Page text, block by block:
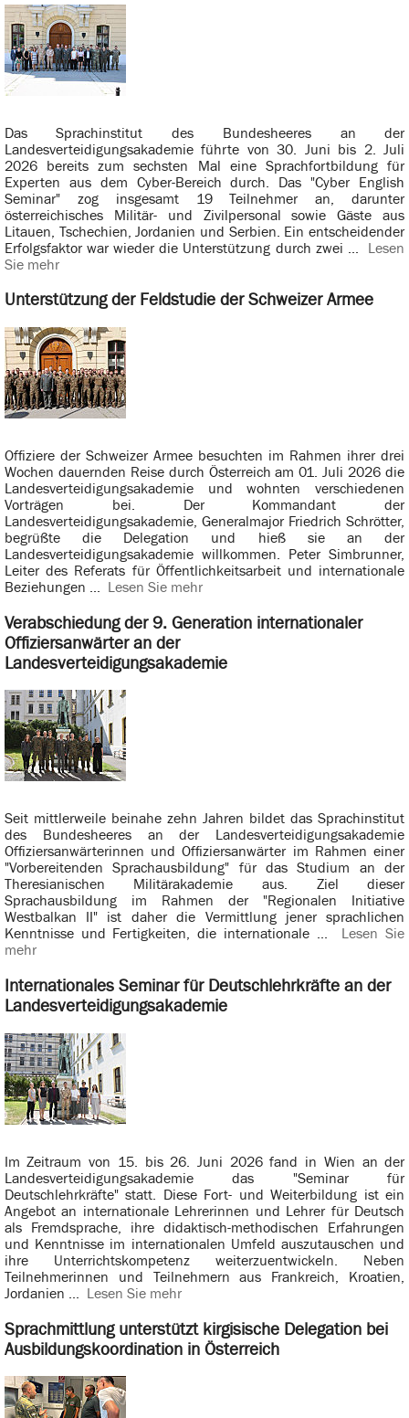
Das Sprachinstitut des Bundesheeres an der
Landesverteidigungsakademie führte von 30. Juni bis 2. Juli
2026 bereits zum sechsten Mal eine Sprachfortbildung für
Experten aus dem Cyber-Bereich durch. Das "Cyber English
Seminar" zog insgesamt 19 Teilnehmer an, darunter
österreichisches Militär- und Zivilpersonal sowie Gäste aus
Litauen, Tschechien, Jordanien und Serbien. Ein entscheidender
Erfolgsfaktor war wieder die Unterstützung durch zwei ... Lesen
Sie mehr
Unterstützung der Feldstudie der Schweizer Armee
Offiziere der Schweizer Armee besuchten im Rahmen ihrer drei
Wochen dauernden Reise durch Österreich am 01. Juli 2026 die
Landesverteidigungsakademie und wohnten verschiedenen
Vorträgen bei. Der Kommandant der
Landesverteidigungsakademie, Generalmajor Friedrich Schrötter,
begrüßte die Delegation und hieß sie an der
Landesverteidigungsakademie willkommen. Peter Simbrunner,
Leiter des Referats für Öffentlichkeitsarbeit und internationale
Beziehungen ... Lesen Sie mehr
Verabschiedung der 9. Generation internationaler
Offiziersanwärter an der
Landesverteidigungsakademie
Seit mittlerweile beinahe zehn Jahren bildet das Sprachinstitut
des Bundesheeres an der Landesverteidigungsakademie
Offiziersanwärterinnen und Offiziersanwärter im Rahmen einer
"Vorbereitenden Sprachausbildung" für das Studium an der
Theresianischen Militärakademie aus. Ziel dieser
Sprachausbildung im Rahmen der "Regionalen Initiative
Westbalkan II" ist daher die Vermittlung jener sprachlichen
Kenntnisse und Fertigkeiten, die internationale ... Lesen Sie
mehr
Internationales Seminar für Deutschlehrkräfte an der
Landesverteidigungsakademie
Im Zeitraum von 15. bis 26. Juni 2026 fand in Wien an der
Landesverteidigungsakademie das "Seminar für
Deutschlehrkräfte" statt. Diese Fort- und Weiterbildung ist ein
Angebot an internationale Lehrerinnen und Lehrer für Deutsch
als Fremdsprache, ihre didaktisch-methodischen Erfahrungen
und Kenntnisse im internationalen Umfeld auszutauschen und
ihre Unterrichtskompetenz weiterzuentwickeln. Neben
Teilnehmerinnen und Teilnehmern aus Frankreich, Kroatien,
Jordanien ... Lesen Sie mehr
Sprachmittlung unterstützt kirgisische Delegation bei
Ausbildungskoordination in Österreich